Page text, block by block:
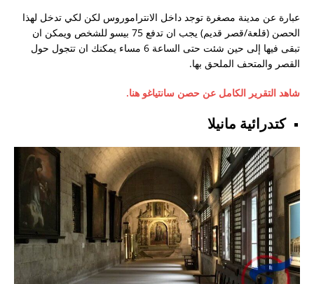
عبارة عن مدينة مصغرة توجد داخل الانتراموروس لكن لكي تدخل لهذا
الحصن (قلعة/قصر قديم) يجب ان تدفع 75 بيسو للشخص ويمكن ان
تبقى فيها إلى حين شئت حتى الساعة 6 مساء يمكنك ان تتجول حول
القصر والمتحف الملحق بها.
شاهد التقرير الكامل عن حصن سانتياغو هنا.
كتدرائية مانيلا